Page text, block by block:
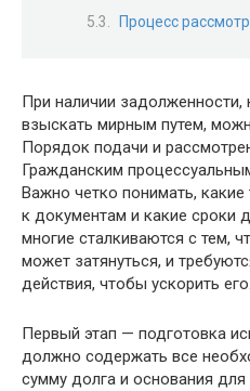
Процесс
При наличии задолженности,
взыскать мирным путем,
Порядок подачи и
Гражданским
Важно четко понимать,
к документам и какие сроки
многие сталкиваются с тем,
может затянуться, и
действия, чтобы ускорить его.
Первый этап — подготовка
должно содержать все
сумму долга и основания